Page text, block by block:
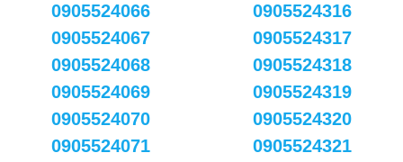
0905524066
0905524067
0905524068
0905524069
0905524070
0905524071
0905524316
0905524317
0905524318
0905524319
0905524320
0905524321